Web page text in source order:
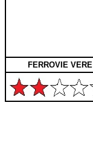
FERROVIE VERE